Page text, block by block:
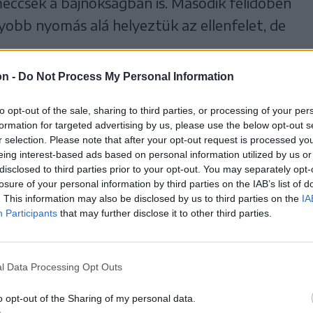
- Do Not Process My Personal Information
opt-out of the sale, sharing to third parties, or processing of your
for targeted advertising by us, please use the below opt-out
selection. Please note that after your opt-out request is processed
interest-based ads based on personal information utilized by us
to third parties prior to your opt-out. You may separately
of your personal information by third parties on the IAB’s list of
This information may also be disclosed by us to third parties on the
Participants that may further disclose it to other third parties.
Data Processing Opt Outs
opt-out of the Sharing of my personal data.
nyomás alá helyeztük az ellenfelet, de
felkészülési mérkőzést játszik, az
(U19)–FK Csíkszereda 1–1 (1–0),
Barna.
Nagy Adrián (Horváth, a 45. perctől) –
Székely (Gâlia, 70.), Csonka (Lőrincz, 45.),
70.), Csűrös (Tankó, 65.), Sufian,
45.), Bajkó.